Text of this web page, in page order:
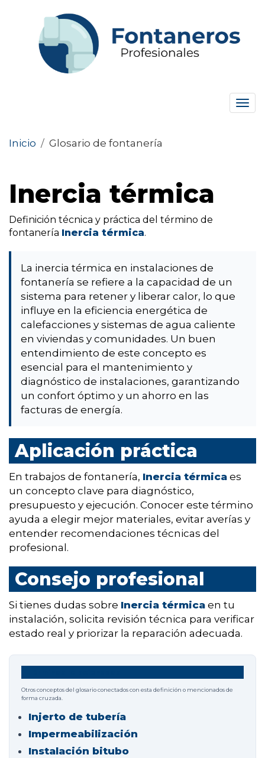
Inicio / Glosario de fontanería
Inercia térmica
Definición técnica y práctica del término de
fontanería Inercia térmica.
La inercia térmica en instalaciones de
fontanería se refiere a la capacidad de un
sistema para retener y liberar calor, lo que
influye en la eficiencia energética de
calefacciones y sistemas de agua caliente
en viviendas y comunidades. Un buen
entendimiento de este concepto es
esencial para el mantenimiento y
diagnóstico de instalaciones, garantizando
un confort óptimo y un ahorro en las
facturas de energía.
Aplicación práctica
En trabajos de fontanería, Inercia térmica es
un concepto clave para diagnóstico,
presupuesto y ejecución. Conocer este término
ayuda a elegir mejor materiales, evitar averías y
entender recomendaciones técnicas del
profesional.
Consejo profesional
Si tienes dudas sobre Inercia térmica en tu
instalación, solicita revisión técnica para verificar
estado real y priorizar la reparación adecuada.
Otros conceptos del glosario conectados con esta definición o mencionados de
forma cruzada.
Injerto de tubería
Impermeabilización
Instalación bitubo